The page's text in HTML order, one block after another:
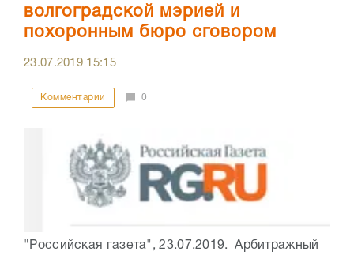
волгоградской мэрией и
похоронным бюро сговором
23.07.2019 15:15
Комментарии 0
"Российская газета", 23.07.2019. Арбитражный